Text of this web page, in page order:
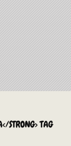
STRONG> TAG